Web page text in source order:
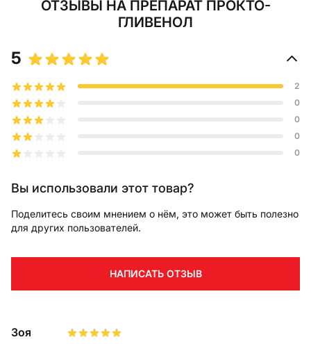
ОТЗЫВЫ НА ПРЕПАРАТ ПРОКТО-
ГЛИВЕНОЛ
Зоя
5
2
0
0
0
0
Вы использовали этот товар?
Поделитесь своим мнением о нём, это может быть полезно
для других пользователей.
НАПИСАТЬ ОТЗЫВ